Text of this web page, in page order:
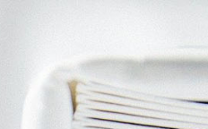
Midi-Pyrénnees